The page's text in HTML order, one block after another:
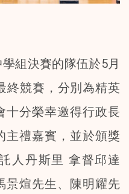
組決賽的隊伍於5月
終競賽，分別為精英
十分榮幸邀得行政長
主禮嘉賓，並於頒獎
人丹斯里 拿督邱達
景煊先生、陳明耀先